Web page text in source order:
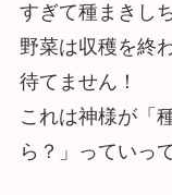
すぎて種まきし
野菜は収穫を終
待てません！
これは神様が「
ら？」っていっ